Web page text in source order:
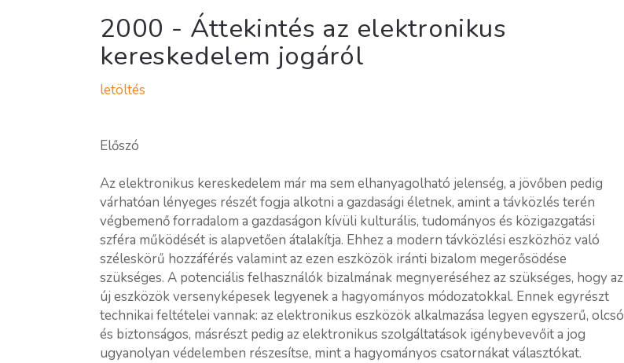
2000 - Áttekintés az elektronikus
kereskedelem jogáról
letöltés
Előszó
Az elektronikus kereskedelem már ma sem elhanyagolható jelenség, a jövőben pedig
várhatóan lényeges részét fogja alkotni a gazdasági életnek, amint a távközlés terén
végbemenő forradalom a gazdaságon kívüli kulturális, tudományos és közigazgatási
szféra működését is alapvetően átalakítja. Ehhez a modern távközlési eszközhöz való
széleskörű hozzáférés valamint az ezen eszközök iránti bizalom megerősödése
szükséges. A potenciális felhasználók bizalmának megnyeréséhez az szükséges, hogy az
új eszközök versenyképesek legyenek a hagyományos módozatokkal. Ennek egyrészt
technikai feltételei vannak: az elektronikus eszközök alkalmazása legyen egyszerű, olcsó
és biztonságos, másrészt pedig az elektronikus szolgáltatások igénybevevőit a jog
ugyanolyan védelemben részesítse, mint a hagyományos csatornákat választókat.